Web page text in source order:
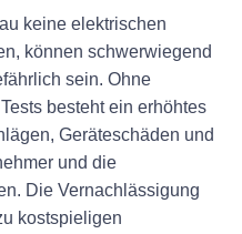
keine elektrischen
können schwerwiegend
sein. Ohne
besteht ein erhöhtes
Geräteschäden und
und die
Die Vernachlässigung
kostspieligen